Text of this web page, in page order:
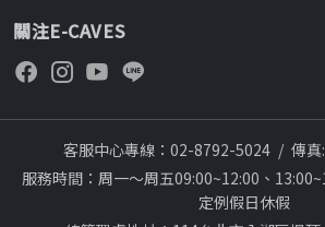
關注E-CAVES
客服中心專線：02-8792-5024 / 傳
服務時間：周一～周五09:00~12:00、
定例假日休假